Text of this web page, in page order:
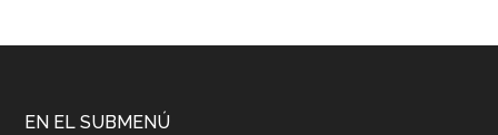
EN EL SUBMENÚ